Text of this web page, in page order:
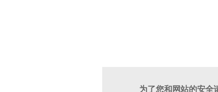
为了您和网站的安全